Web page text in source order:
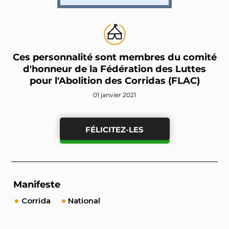
Ces personnalité sont membres du comité
d'honneur de la Fédération des Luttes
pour l'Abolition des Corridas (FLAC)
01 janvier 2021
FÉLICITEZ-LES
Manifeste
Corrida National